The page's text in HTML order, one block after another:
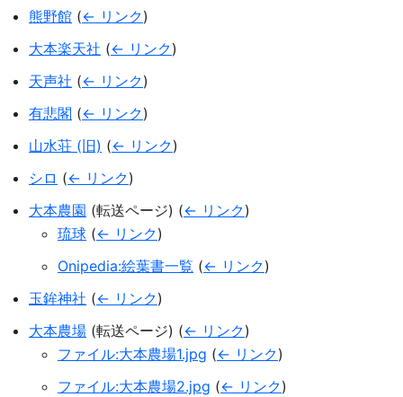
熊野館 (← リンク)
大本楽天社 (← リンク)
天声社 (← リンク)
有悲閣 (← リンク)
山水荘 (旧) (← リンク)
シロ (← リンク)
大本農園 (転送ページ) (← リンク)
琉球 (← リンク)
Onipedia:絵葉書一覧 (← リンク)
玉鉾神社 (← リンク)
大本農場 (転送ページ) (← リンク)
ファイル:大本農場1.jpg (← リンク)
ファイル:大本農場2.jpg (← リンク)